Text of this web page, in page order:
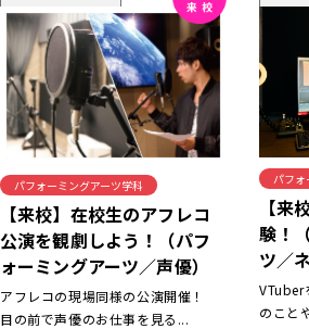
パフォーミングアーツ学科
【来校】在校生のアフレコ
公演を観劇しよう！（パフ
ォーミングアーツ／声優）
アフレコの現場同様の公演開催！
目の前で声優のお仕事を見る...
パフォ
【
験！
ツ／
VTuber
のこと